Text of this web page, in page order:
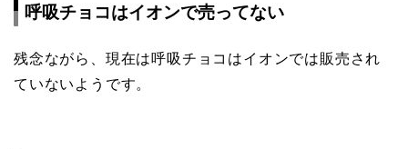
呼吸チョコはイオンで売ってない
残念ながら、現在は呼吸チョコはイオンでは販売され
ていないようです。